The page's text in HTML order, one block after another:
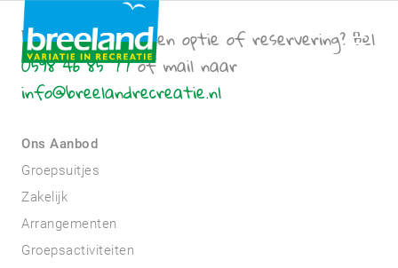
Een vraag over een optie of reservering? Bel
0598 46 85 77of mail naar
info@breelandrecreatie.nl
Ons Aanbod
Groepsuitjes
Zakelijk
Arrangementen
Groepsactiviteiten